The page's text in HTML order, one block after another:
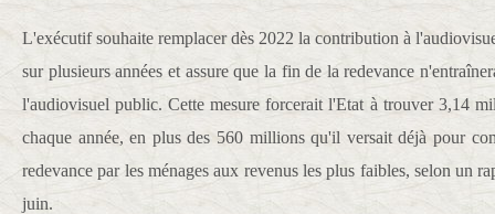
L'exécutif souhaite remplacer dès 2022 la contribution à
sur plusieurs années et assure que la fin de la redevance
l'audiovisuel public. Cette mesure forcerait l'Etat à trouver 3,14
chaque année, en plus des 560 millions qu'il versait déjà pour
redevance par les ménages aux revenus les plus faibles, selon un
juin.